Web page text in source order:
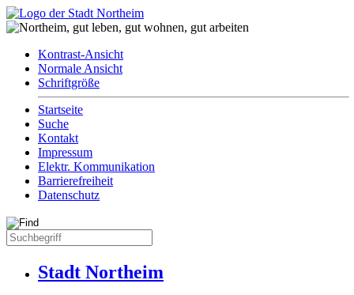
Kontrast-Ansicht
Normale Ansicht
Schriftgröße
Startseite
Suche
Kontakt
Impressum
Elektr. Kommunikation
Barrierefreiheit
Datenschutz
Stadt Northeim